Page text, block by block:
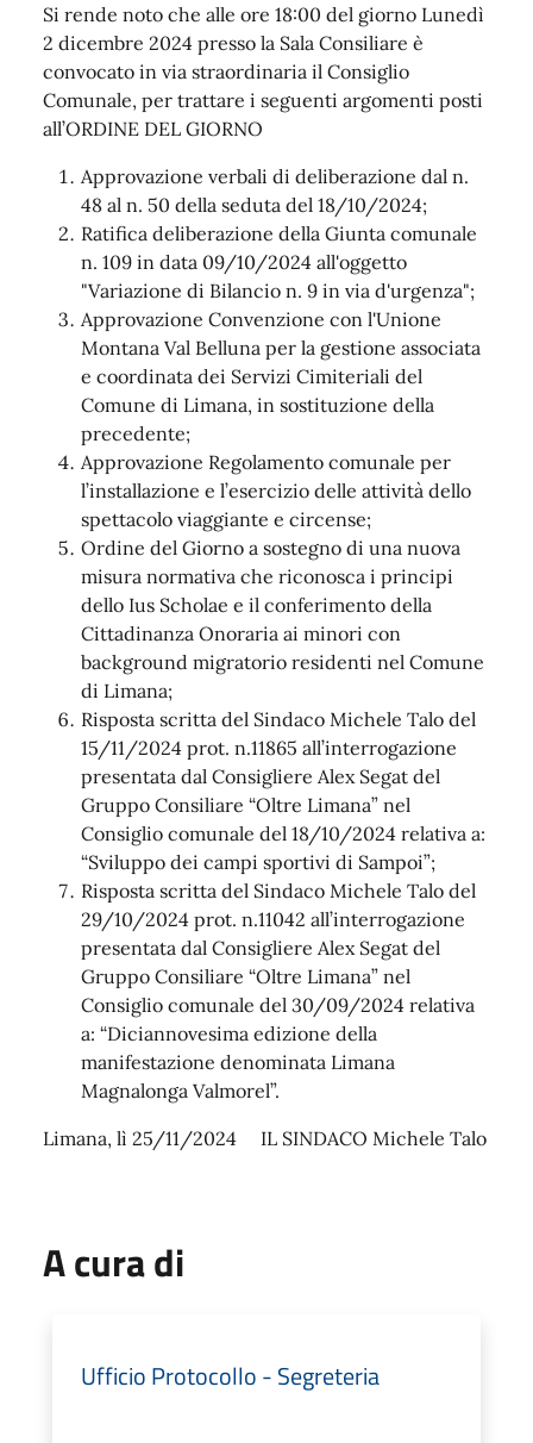
Si rende noto che alle ore 18:00 del giorno Lunedì
2 dicembre 2024 presso la Sala Consiliare è
convocato in via straordinaria il Consiglio
Comunale, per trattare i seguenti argomenti posti
all’ORDINE DEL GIORNO
Approvazione verbali di deliberazione dal n.
48 al n. 50 della seduta del 18/10/2024;
Ratifica deliberazione della Giunta comunale
n. 109 in data 09/10/2024 all'oggetto
"Variazione di Bilancio n. 9 in via d'urgenza";
Approvazione Convenzione con l'Unione
Montana Val Belluna per la gestione associata
e coordinata dei Servizi Cimiteriali del
Comune di Limana, in sostituzione della
precedente;
Approvazione Regolamento comunale per
l’installazione e l’esercizio delle attività dello
spettacolo viaggiante e circense;
Ordine del Giorno a sostegno di una nuova
misura normativa che riconosca i principi
dello Ius Scholae e il conferimento della
Cittadinanza Onoraria ai minori con
background migratorio residenti nel Comune
di Limana;
Risposta scritta del Sindaco Michele Talo del
15/11/2024 prot. n.11865 all’interrogazione
presentata dal Consigliere Alex Segat del
Gruppo Consiliare “Oltre Limana” nel
Consiglio comunale del 18/10/2024 relativa a:
“Sviluppo dei campi sportivi di Sampoi”;
Risposta scritta del Sindaco Michele Talo del
29/10/2024 prot. n.11042 all’interrogazione
presentata dal Consigliere Alex Segat del
Gruppo Consiliare “Oltre Limana” nel
Consiglio comunale del 30/09/2024 relativa
a: “Diciannovesima edizione della
manifestazione denominata Limana
Magnalonga Valmorel”.
Limana, lì 25/11/2024 IL SINDACO Michele Talo
A cura di
Ufficio Protocollo - Segreteria